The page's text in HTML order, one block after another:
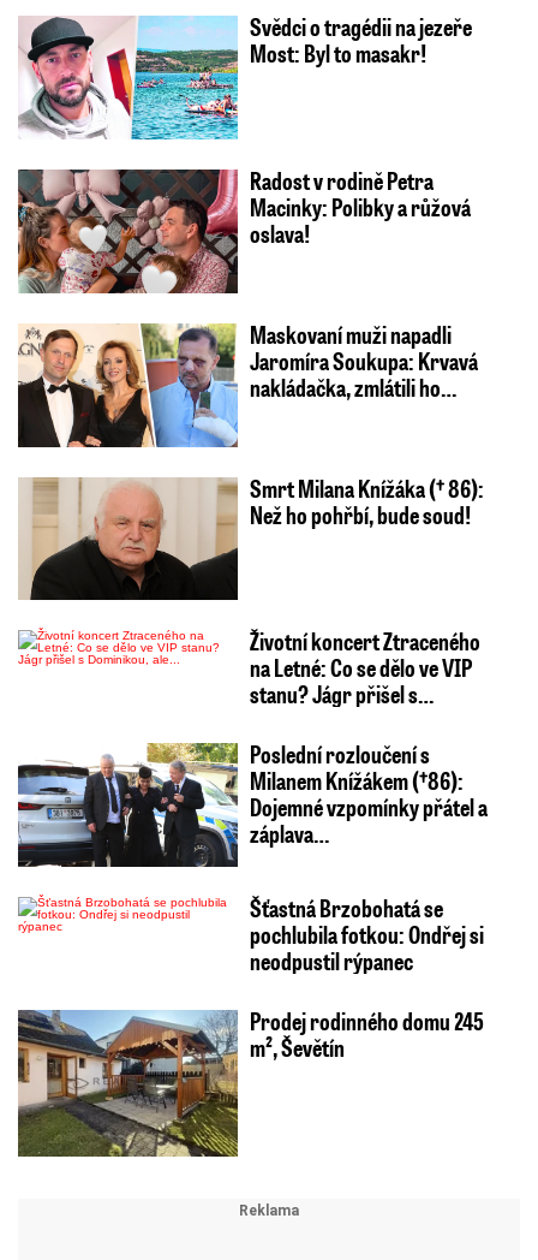
Svědci o tragédii na jezeře
Most: Byl to masakr!
Radost v rodině Petra
Macinky: Polibky a růžová
oslava!
Maskovaní muži napadli
Jaromíra Soukupa: Krvavá
nakládačka, zmlátili ho…
Smrt Milana Knížáka († 86):
Než ho pohřbí, bude soud!
Životní koncert Ztraceného
na Letné: Co se dělo ve VIP
stanu? Jágr přišel s…
Poslední rozloučení s
Milanem Knížákem (†86):
Dojemné vzpomínky přátel a
záplava…
Šťastná Brzobohatá se
pochlubila fotkou: Ondřej si
neodpustil rýpanec
Prodej rodinného domu 245
m², Ševětín